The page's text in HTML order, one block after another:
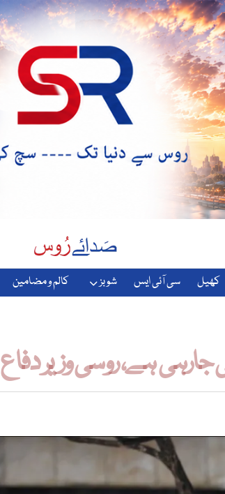
کھیل سی آئی ایس شوبز کالم و مضامین
ہے، روسی وزیر دفاع